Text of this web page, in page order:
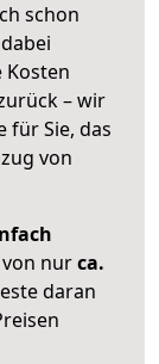
schon
Kosten
– wir
für Sie, das
von
nurca.
daran